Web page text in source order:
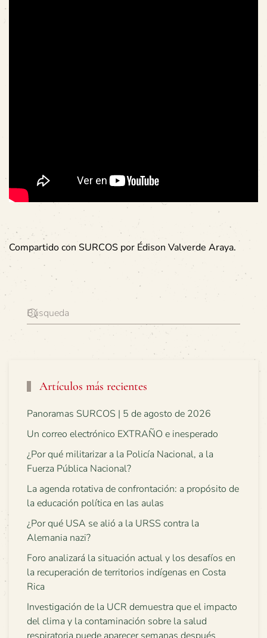
Compartido con SURCOS por Édison Valverde Araya.
Artículos más recientes
Panoramas SURCOS | 5 de agosto de 2026
Un correo electrónico EXTRAÑO e inesperado
¿Por qué militarizar a la Policía Nacional, a la
Fuerza Pública Nacional?
La agenda rotativa de confrontación: a propósito de
la educación política en las aulas
¿Por qué USA se alió a la URSS contra la
Alemania nazi?
Foro analizará la situación actual y los desafíos en
la recuperación de territorios indígenas en Costa
Rica
Investigación de la UCR demuestra que el impacto
del clima y la contaminación sobre la salud